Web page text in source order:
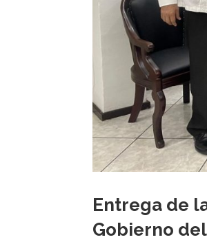
Entrega de
Gobierno